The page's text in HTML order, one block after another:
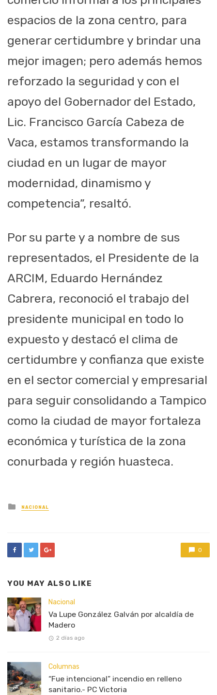
espacios de la zona centro, para
generar certidumbre y brindar una
mejor imagen; pero además hemos
reforzado la seguridad y con el
apoyo del Gobernador del Estado,
Lic. Francisco García Cabeza de
Vaca, estamos transformando la
ciudad en un lugar de mayor
modernidad, dinamismo y
competencia”, resaltó.
Por su parte y a nombre de sus
representados, el Presidente de la
ARCIM, Eduardo Hernández
Cabrera, reconoció el trabajo del
presidente municipal en todo lo
expuesto y destacó el clima de
certidumbre y confianza que existe
en el sector comercial y empresarial
para seguir consolidando a Tampico
como la ciudad de mayor fortaleza
económica y turística de la zona
conurbada y región huasteca.
Posted
in
NACIONAL
0
YOU MAY ALSO LIKE
Nacional
Va Lupe González Galván por alcaldía de
Madero
2 días ago
Columnas
“Fue intencional” incendio en relleno
sanitario.- PC Victoria